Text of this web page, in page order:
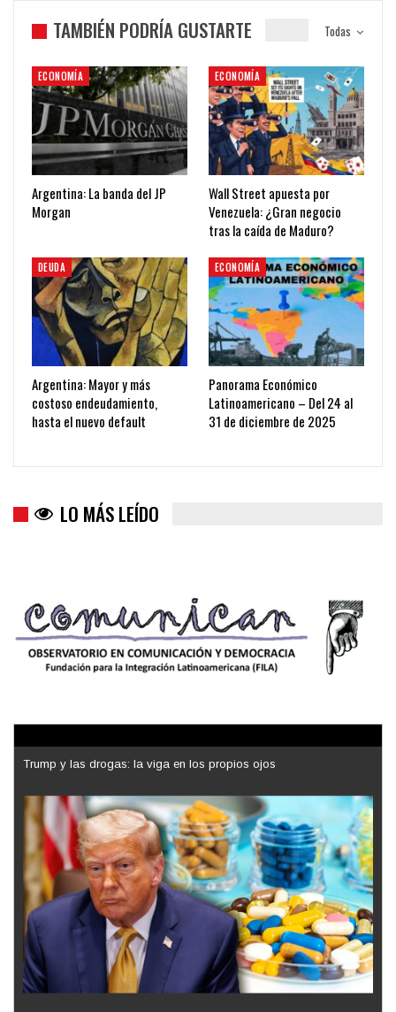
Todas
TAMBIÉN PODRÍA GUSTARTE
ECONOMÍA
Argentina: La banda del JP
Morgan
ECONOMÍA
Wall Street apuesta por
Venezuela: ¿Gran negocio
tras la caída de Maduro?
DEUDA
Argentina: Mayor y más
costoso endeudamiento,
hasta el nuevo default
ECONOMÍA
Panorama Económico
Latinoamericano – Del 24 al
31 de diciembre de 2025
LO MÁS LEÍDO